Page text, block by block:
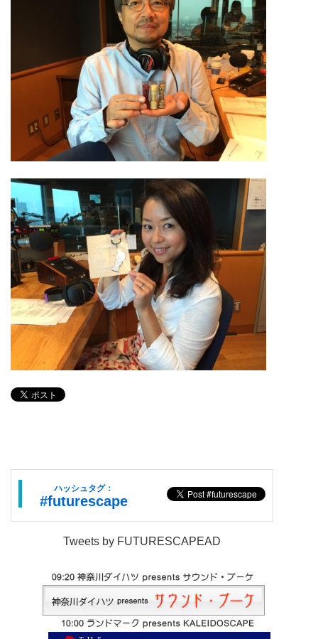
ハッシュタグ：
#futurescape
Tweets by FUTURESCAPEAD